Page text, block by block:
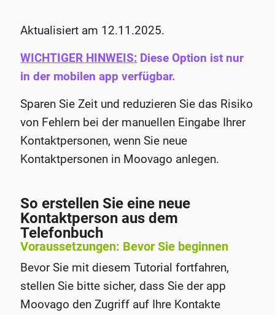
Aktualisiert am 12.11.2025.
WICHTIGER HINWEIS: Diese Option ist nur
in der mobilen app verfügbar.
Sparen Sie Zeit und reduzieren Sie das Risiko
von Fehlern bei der manuellen Eingabe Ihrer
Kontaktpersonen, wenn Sie neue
Kontaktpersonen in Moovago anlegen.
So erstellen Sie eine neue
Kontaktperson aus dem
Telefonbuch
Voraussetzungen: Bevor Sie beginnen
Bevor Sie mit diesem Tutorial fortfahren,
stellen Sie bitte sicher, dass Sie der app
Moovago den Zugriff auf Ihre Kontakte